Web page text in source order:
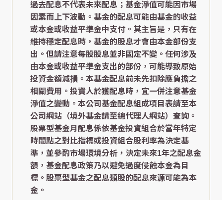
過去配息不代表未來配息；基金淨值可能因市場
因素而上下波動。基金的配息可能由基金的收益
或本金或收益平準金中支付。其主旨是，只有在
維持穩定配息時，基金的股息才會由本金部份支
出。但請注意每股股息並非固定不變。任何涉及
由本金或收益平準金支出的部份，可能導致原始
投資金額減損。本基金配息前未先扣除應負擔之
相關費用。投資人於獲配息時，宜一併注意基金
淨值之變動。本公司基金配息組成項目表請至本
公司網站（境外基金請至總代理人網站）查詢。
股票型基金月配息係依基金投資組合於當年特定
時間點之對比指標或投資組合股利率為決定基
準，並參酌市場環境分析，決定未來1年之配息金
額，基金配息政策乃以避免過度侵蝕本金為目
標。股票型基金之配息類股的配息來源可能為本
金。